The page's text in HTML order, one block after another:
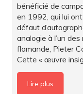
bénéficié de
en 1992, qui lui
défaut
analogie à l’un
flamande, Pieter
Cette « œuvre
Lire plus